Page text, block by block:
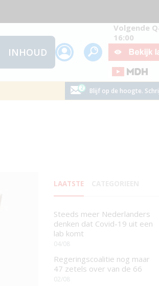
INHOUD
Volgende
16:00
Blijf op de hoogte.
LAATSTE
Steeds meer Nederlanders
denken dat Covid-19 uit een
lab komt
04/08
Regeringscoalitie nog maar
47 zetels over van de 66
02/08